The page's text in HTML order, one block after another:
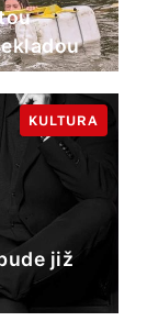
již
KULTURA